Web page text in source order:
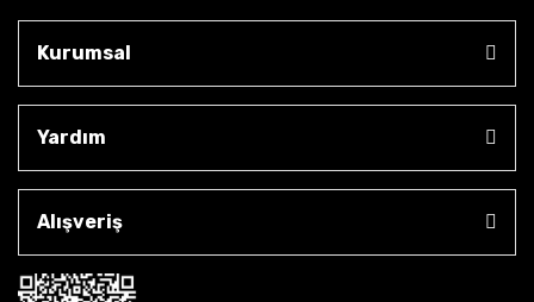
Kurumsal
Yardım
Alışveriş